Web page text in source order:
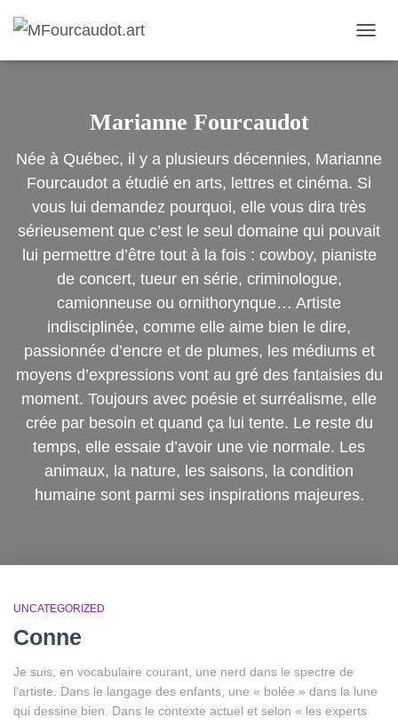
Marianne Fourcaudot
Née à Québec, il y a plusieurs décennies, Marianne
Fourcaudot a étudié en arts, lettres et cinéma. Si
vous lui demandez pourquoi, elle vous dira très
sérieusement que c’est le seul domaine qui pouvait
lui permettre d’être tout à la fois : cowboy, pianiste
de concert, tueur en série, criminologue,
camionneuse ou ornithorynque… Artiste
indisciplinée, comme elle aime bien le dire,
passionnée d’encre et de plumes, les médiums et
moyens d’expressions vont au gré des fantaisies du
moment. Toujours avec poésie et surréalisme, elle
crée par besoin et quand ça lui tente. Le reste du
temps, elle essaie d’avoir une vie normale. Les
animaux, la nature, les saisons, la condition
humaine sont parmi ses inspirations majeures.
UNCATEGORIZED
Conne
Je suis, en vocabulaire courant, une nerd dans le spectre de
l’artiste. Dans le langage des enfants, une « bolée » dans la lune
qui dessine bien. Dans le contexte actuel et selon « les experts